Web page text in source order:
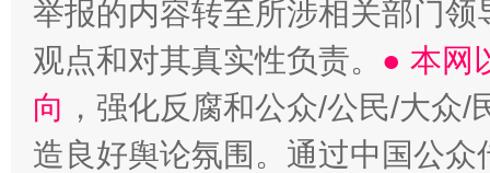
举报的内容转至所涉相关部门
观点和对其真实性负责。 ● 本网
向 ，强化反腐和公众/公民/大众
造良好舆论氛围。通过中国公